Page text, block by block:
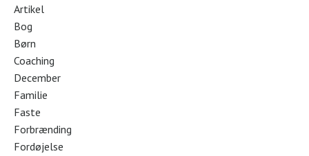
Artikel
Bog
Børn
Coaching
December
Familie
Faste
Forbrænding
Fordøjelse